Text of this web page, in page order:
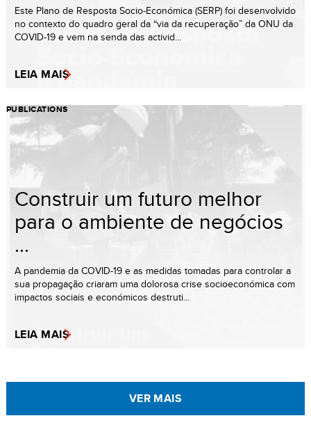
Este Plano de Resposta Socio-Económica (SERP) foi desenvolvido
no contexto do quadro geral da “via da recuperação” da ONU da
COVID-19 e vem na senda das activid...
LEIA MAIS
PUBLICATIONS
Construir um futuro melhor
para o ambiente de negócios
...
A pandemia da COVID-19 e as medidas tomadas para controlar a
sua propagação criaram uma dolorosa crise socioeconómica com
impactos sociais e económicos destruti...
LEIA MAIS
VER MAIS